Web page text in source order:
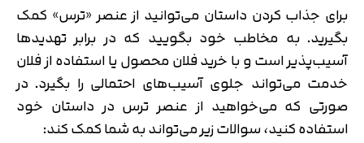
برای جذاب کردن داستان می‌توانید از عنصر «ترس» کمک
بگیرید. به مخاطب خود بگویید که در برابر تهدیدها
آسیب‌پذیر است و با خرید فلان محصول یا استفاده از فلان
خدمت می‌تواند جلوی آسیب‌های احتمالی را بگیرد. در
صورتی که می‌خواهید از عنصر ترس در داستان خود
استفاده کنید، سوالات زیر می‌تواند به شما کمک کند: